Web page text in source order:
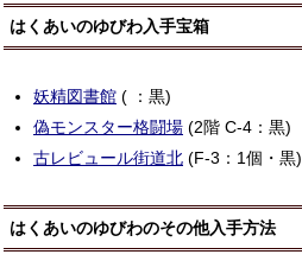
はくあいのゆびわ入手宝箱
妖精図書館 ( ：黒)
偽モンスター格闘場 (2階 C-4：黒)
古レビュール街道北 (F-3：1個・黒)
はくあいのゆびわのその他入手方法